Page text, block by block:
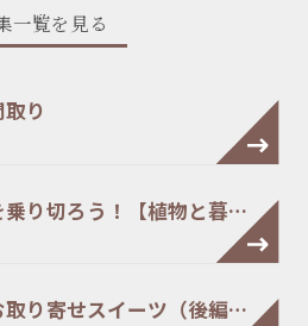
一覧を見る
り
り切ろう！【植物と暮…
り寄せスイーツ（後編…